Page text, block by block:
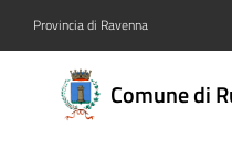
Provincia di Ravenna
Comune di
Comune
di Russi